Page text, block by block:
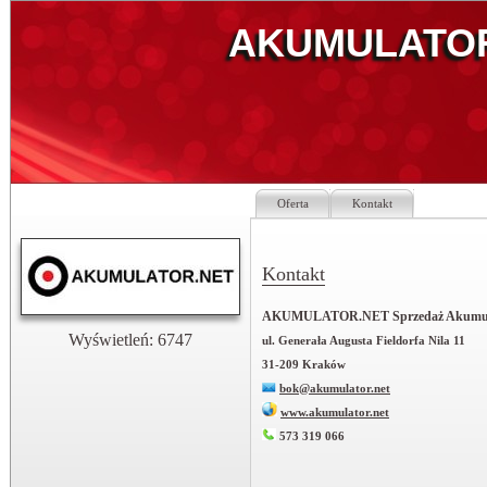
Wyświetleń: 6747
Oferta Kontakt
Kontakt
AKUMULATOR.NET Sprzedaż
ul. Generała Augusta Fieldorfa Nila 11
31-209 Kraków
bok@akumulator.net
www.akumulator.net
573 319 066